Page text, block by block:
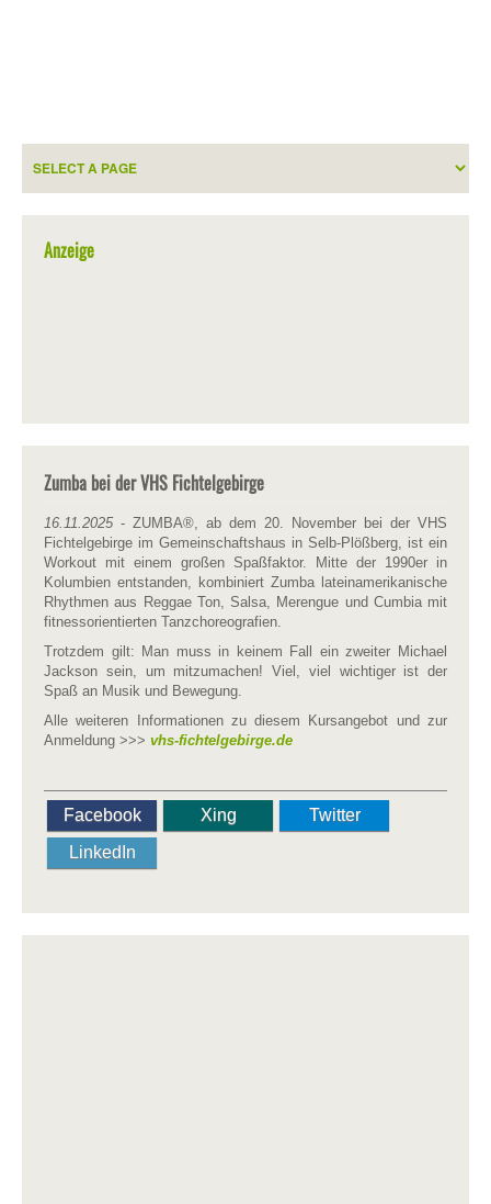
Anzeige
Zumba bei der VHS Fichtelgebirge
16.11.2025 - ZUMBA®, ab dem 20. November bei der VHS
Fichtelgebirge im Gemeinschaftshaus in Selb-Plößberg, ist ein
Workout mit einem großen Spaßfaktor. Mitte der 1990er in
Kolumbien entstanden, kombiniert Zumba lateinamerikanische
Rhythmen aus Reggae Ton, Salsa, Merengue und Cumbia mit
fitnessorientierten Tanzchoreografien.
Trotzdem gilt: Man muss in keinem Fall ein zweiter Michael
Jackson sein, um mitzumachen! Viel, viel wichtiger ist der
Spaß an Musik und Bewegung.
Alle weiteren Informationen zu diesem Kursangebot und zur
Anmeldung >>> vhs-fichtelgebirge.de
Facebook Xing
Twitter
LinkedIn